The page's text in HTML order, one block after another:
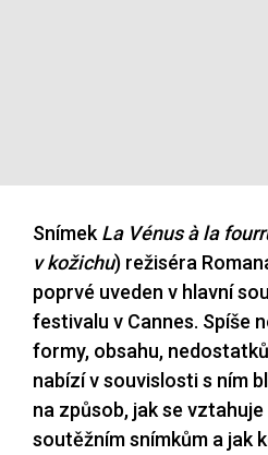
SnímekLa Vénus à la
v kožichu) režiséra
poprvé uveden v hlavní
festivalu v Cannes. Spíše
formy, obsahu,
nabízí v souvislosti s ním
na způsob, jak se
soutěžním snímkům a jak